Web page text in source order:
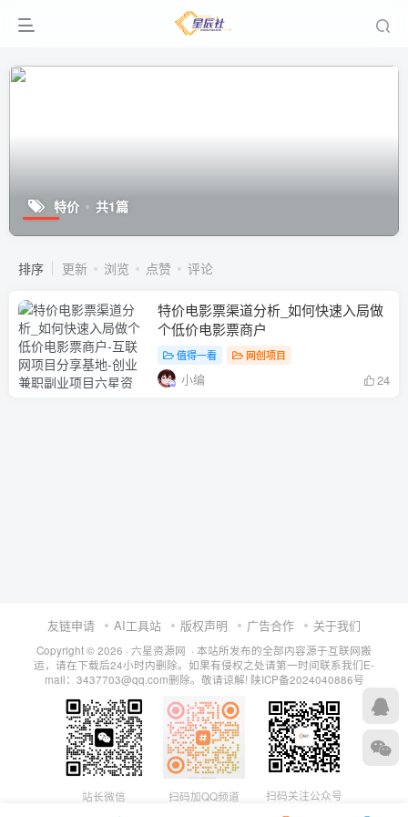
特价 共1篇
排序 更新 浏览 点赞 评论
特价电影票渠道分析_如何快速入局做
个低价电影票商户
值得一看 网创项目
小编 24
友链申请 AI工具站 版权声明 广告合作 关于我们
Copyright © 2026 · 六星资源网 · 本站所发布的全部内容源于互联网搬
运，请在下载后24小时内删除。如果有侵权之处请第一时间联系我们E-
mail：3437703@qq.com删除。敬请谅解! 陕ICP备2024040886号
站长微信 扫码加QQ频道 扫码关注公众号